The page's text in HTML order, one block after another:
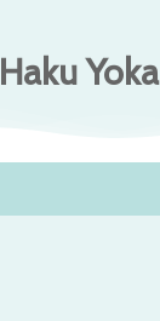
Haku Yoka